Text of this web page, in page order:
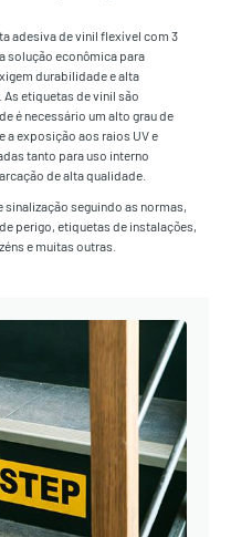
adesiva de vinil flexível com 3
solução econômica para
durabilidade e alta
etiquetas de vinil são
é necessário um alto grau de
a exposição aos raios UV e
tanto para uso interno
de alta qualidade.
seguindo as normas,
perigo, etiquetas de instalações,
e muitas outras.